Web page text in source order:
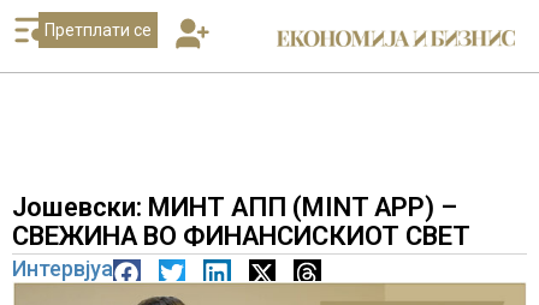
Претплати се
Јошевски: МИНТ АПП (MINT APP) –
СВЕЖИНА ВО ФИНАНСИСКИОТ СВЕТ
Интервјуа